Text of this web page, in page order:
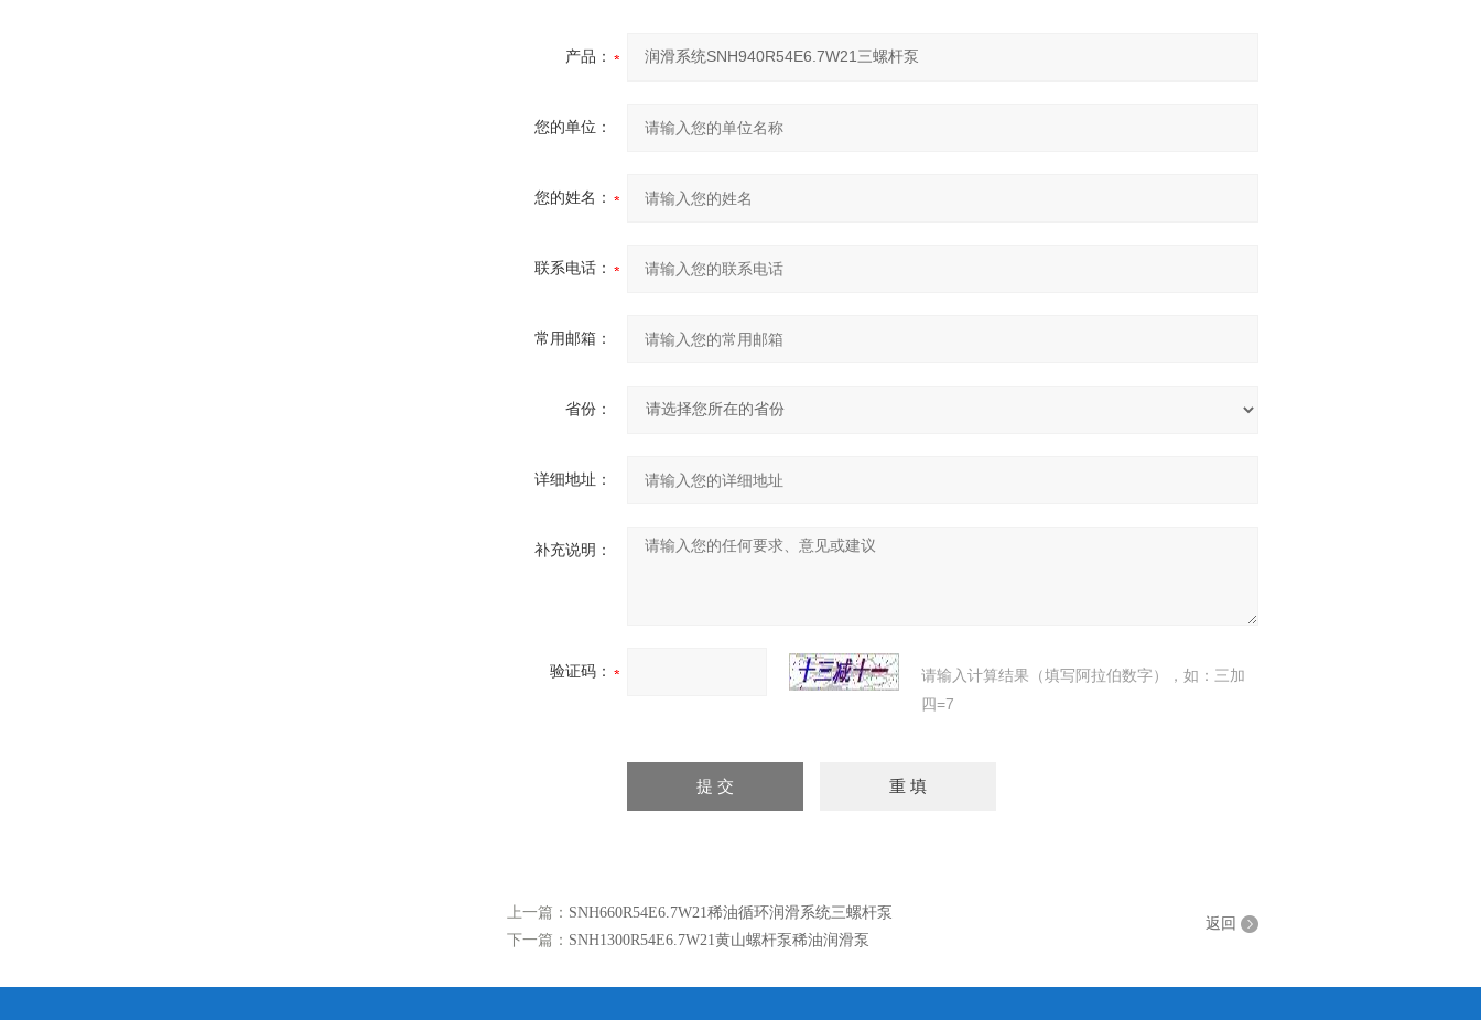
产品：
您的单位：
您的姓名：
联系电话：
常用邮箱：
省份：
详细地址：
补充说明：
验证码：
请输入计算结果（填写阿拉伯数字），如：三加
四=7
上一篇： SNH660R54E6.7W21稀油循环润滑系统三螺杆泵
下一篇： SNH1300R54E6.7W21黄山螺杆泵稀油润滑泵
返回